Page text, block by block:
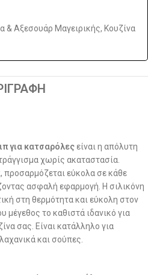
& Αξεσουάρ Μαγειρικής, Κουζίνα
για κατσαρόλες είναι η απόλυτη
χωρίς ακαταστασία.
προσαρμόζεται εύκολα σε κάθε
ασφαλή εφαρμογή. Η σιλικόνη
στη θερμότητα και εύκολη στον
το καθιστά ιδανικό για
σας. Είναι κατάλληλο για
και σούπες.